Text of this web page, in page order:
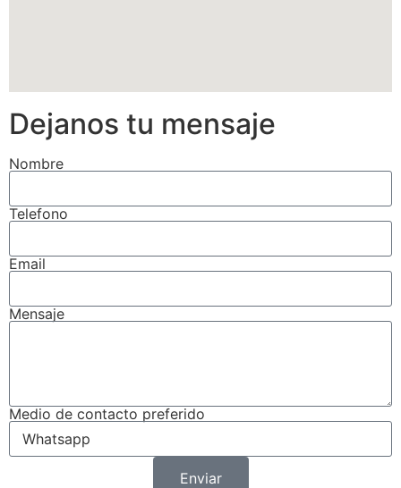
Dejanos tu mensaje
Nombre
Telefono
Email
Mensaje
Medio de contacto preferido
Enviar